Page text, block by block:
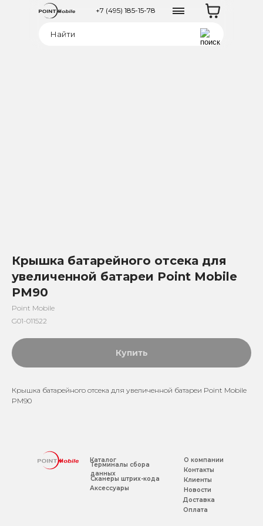
+7 (495) 185-15-78
Крышка батарейного отсека для
увеличенной батареи Point Mobile
PM90
Point Mobile
G01-011522
Купить
Крышка батарейного отсека для увеличенной батареи Point Mobile
PM90
Каталог
Контакты
Новости
Оплата
Доставка
Клиенты
О компании
Аксессуары
Терминалы сбора
данных
Сканеры штрих-кода